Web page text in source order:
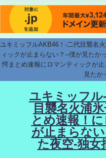
ユキミッフルAKB46！-二代目襲名
ィックが止まらない？--僕が見たか
愕まとめ速報にロマンティックが
見たか
ユキミッフル
目襲名火浦
とめ速報！
が止まらな
た夜空-独女